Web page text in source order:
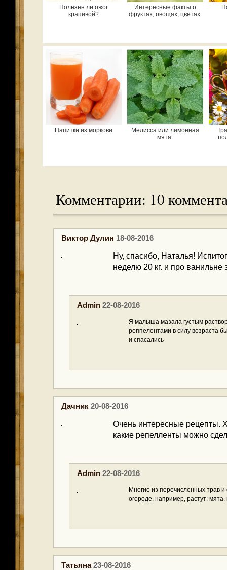
Полезен ли ожог
крапивой?
Интересные факты о
фруктах, овощах, цветах.
Напитки из моркови
Мелисса или лимонная
мята.
Комментарии: 10
Виктор Дулин 18-08-2016
Ну, спасибо, Наталья!
неделю 20 кг. и про ванильне
Admin 22-08-2016
Я малыша мазала густым
реппелентами в силу возраста
и спасались
Дачник 20-08-2016
Очень интересные рецепты.
какие репелленты можно
Admin 22-08-2016
Многие из перечисленных трав
огороде, например, растут:
Татьяна23-08-2016